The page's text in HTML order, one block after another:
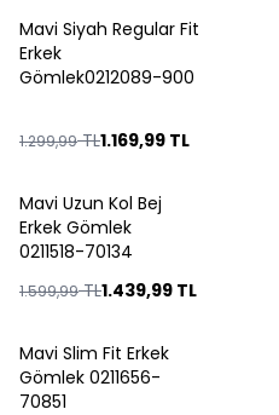
Yeni
%10
Mavi Siyah Regular Fit
Erkek
Gömlek0212089-900
1.299,99TL1.169,99 TL
Yeni
%10
Mavi Uzun Kol Bej
Erkek Gömlek
0211518-70134
1.599,99TL1.439,99 TL
Yeni
%10
Mavi Slim Fit Erkek
Gömlek 0211656-
70851